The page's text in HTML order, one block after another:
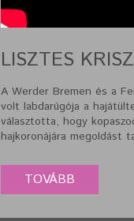
LISZTES
A Werder Bremen és a
volt labdarúgója a
választotta, hogy
hajkoronájára megoldást